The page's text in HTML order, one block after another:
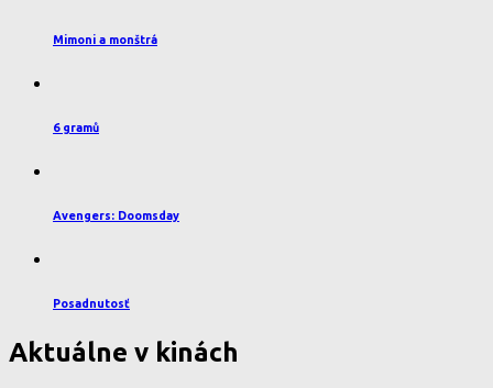
Mimoni a monštrá
6 gramů
Avengers: Doomsday
Posadnutosť
Aktuálne v kinách